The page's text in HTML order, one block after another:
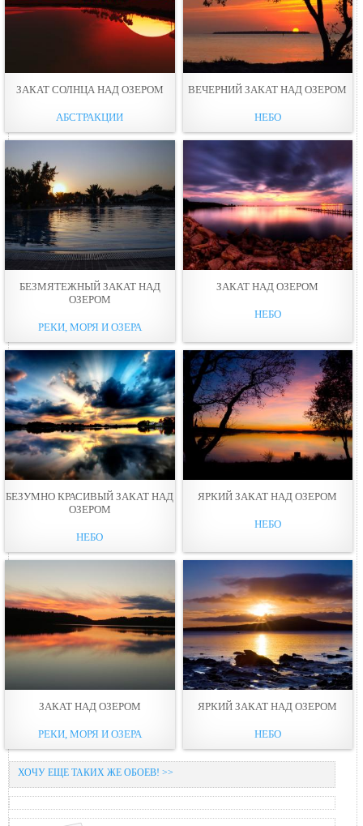
ЗАКАТ СОЛНЦА НАД ОЗЕРОМ
АБСТРАКЦИИ
ВЕЧЕРНИЙ ЗАКАТ НАД ОЗЕРОМ
НЕБО
БЕЗМЯТЕЖНЫЙ ЗАКАТ НАД
ОЗЕРОМ
РЕКИ, МОРЯ И ОЗЕРА
ЗАКАТ НАД ОЗЕРОМ
НЕБО
БЕЗУМНО КРАСИВЫЙ ЗАКАТ НАД
ОЗЕРОМ
НЕБО
ЯРКИЙ ЗАКАТ НАД ОЗЕРОМ
НЕБО
ЗАКАТ НАД ОЗЕРОМ
РЕКИ, МОРЯ И ОЗЕРА
ЯРКИЙ ЗАКАТ НАД ОЗЕРОМ
НЕБО
ХОЧУ ЕЩЕ ТАКИХ ЖЕ ОБОЕВ! >>